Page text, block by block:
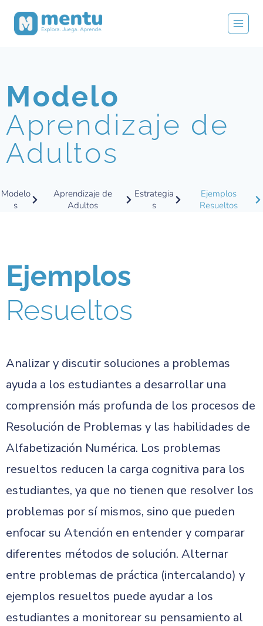
Modelo
Aprendizaje de
Adultos
Modelo
s
Aprendizaje de
Adultos
Estrategia
s
Ejemplos
Resueltos
Ejemplos
Resueltos
Analizar y discutir soluciones a problemas
ayuda a los estudiantes a desarrollar una
comprensión más profunda de los procesos de
Resolución de Problemas y las habilidades de
Alfabetización Numérica. Los problemas
resueltos reducen la carga cognitiva para los
estudiantes, ya que no tienen que resolver los
problemas por sí mismos, sino que pueden
enfocar su Atención en entender y comparar
diferentes métodos de solución. Alternar
entre problemas de práctica (intercalando) y
ejemplos resueltos puede ayudar a los
estudiantes a monitorear su pensamiento al